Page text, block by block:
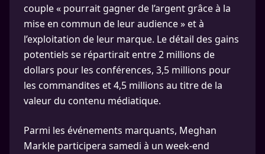
couple « pourrait gagner de l’argent grâce à la
mise en commun de leur audience » et à
l’exploitation de leur marque. Le détail des gains
potentiels se répartirait entre 2 millions de
dollars pour les conférences, 3,5 millions pour
les commandites et 4,5 millions au titre de la
valeur du contenu médiatique.
Parmi les événements marquants, Meghan
Markle participera samedi à un week-end